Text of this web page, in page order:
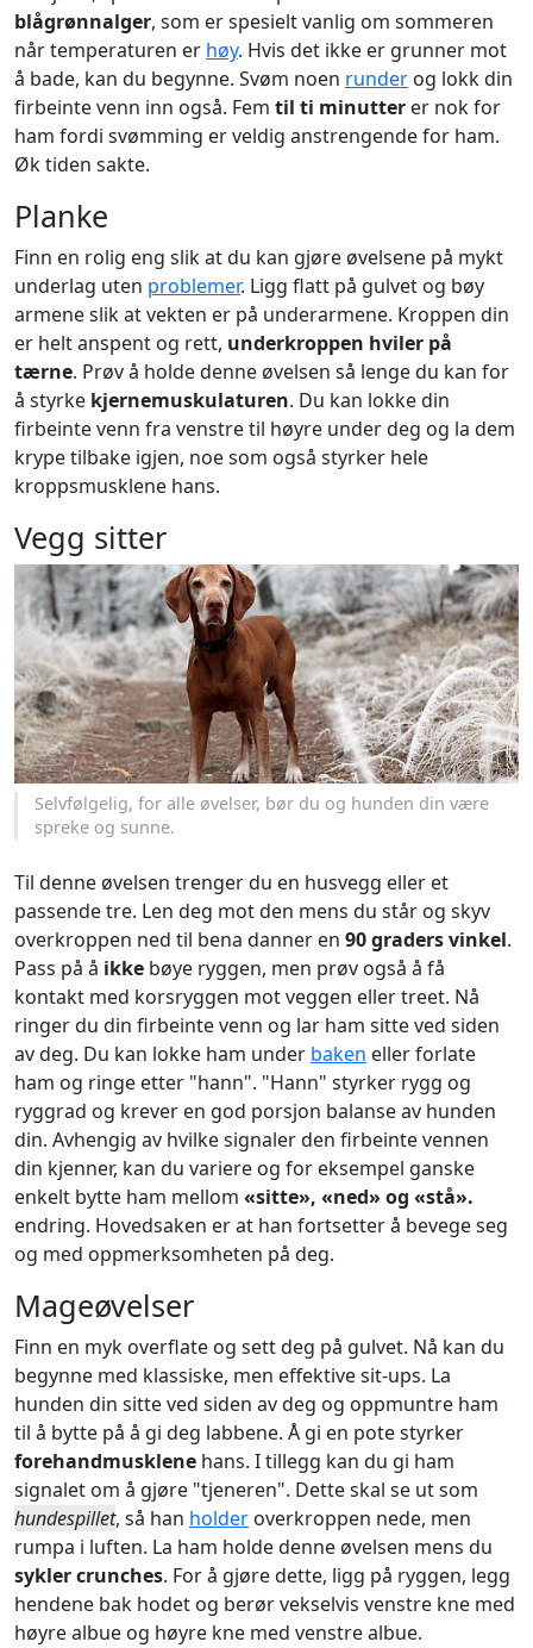
blågrønnalger, som er spesielt vanlig om sommeren
når temperaturen er høy. Hvis det ikke er grunner mot
å bade, kan du begynne. Svøm noen runder og lokk din
firbeinte venn inn også. Fem til ti minutter er nok for
ham fordi svømming er veldig anstrengende for ham.
Øk tiden sakte.
Planke
Finn en rolig eng slik at du kan gjøre øvelsene på mykt
underlag uten problemer. Ligg flatt på gulvet og bøy
armene slik at vekten er på underarmene. Kroppen din
er helt anspent og rett, underkroppen hviler på
tærne. Prøv å holde denne øvelsen så lenge du kan for
å styrke kjernemuskulaturen. Du kan lokke din
firbeinte venn fra venstre til høyre under deg og la dem
krype tilbake igjen, noe som også styrker hele
kroppsmusklene hans.
Vegg sitter
Selvfølgelig, for alle øvelser, bør du og hunden din være
spreke og sunne.
Til denne øvelsen trenger du en husvegg eller et
passende tre. Len deg mot den mens du står og skyv
overkroppen ned til bena danner en 90 graders vinkel.
Pass på å ikke bøye ryggen, men prøv også å få
kontakt med korsryggen mot veggen eller treet. Nå
ringer du din firbeinte venn og lar ham sitte ved siden
av deg. Du kan lokke ham under baken eller forlate
ham og ringe etter "hann". "Hann" styrker rygg og
ryggrad og krever en god porsjon balanse av hunden
din. Avhengig av hvilke signaler den firbeinte vennen
din kjenner, kan du variere og for eksempel ganske
enkelt bytte ham mellom «sitte», «ned» og «stå».
endring. Hovedsaken er at han fortsetter å bevege seg
og med oppmerksomheten på deg.
Mageøvelser
Finn en myk overflate og sett deg på gulvet. Nå kan du
begynne med klassiske, men effektive sit-ups. La
hunden din sitte ved siden av deg og oppmuntre ham
til å bytte på å gi deg labbene. Å gi en pote styrker
forehandmusklene hans. I tillegg kan du gi ham
signalet om å gjøre "tjeneren". Dette skal se ut som
hundespillet, så han holder overkroppen nede, men
rumpa i luften. La ham holde denne øvelsen mens du
sykler crunches. For å gjøre dette, ligg på ryggen, legg
hendene bak hodet og berør vekselvis venstre kne med
høyre albue og høyre kne med venstre albue.